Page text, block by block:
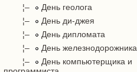
¦–
День геолога
¦–
День ди-джея
¦–
День дипломата
¦–
День железнодорожника
¦–
День компьютерщика и